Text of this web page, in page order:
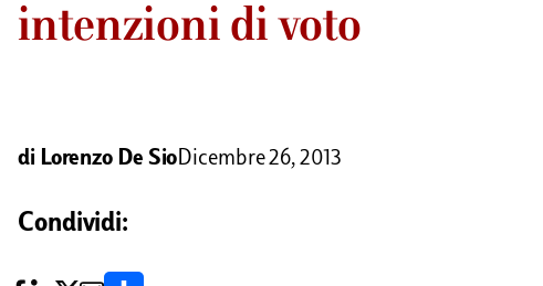
intenzioni di voto
di Lorenzo De SioDicembre 26, 2013
Condividi: